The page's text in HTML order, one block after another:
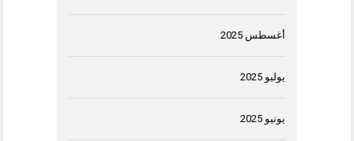
أغسطس 2025
يوليو 2025
يونيو 2025